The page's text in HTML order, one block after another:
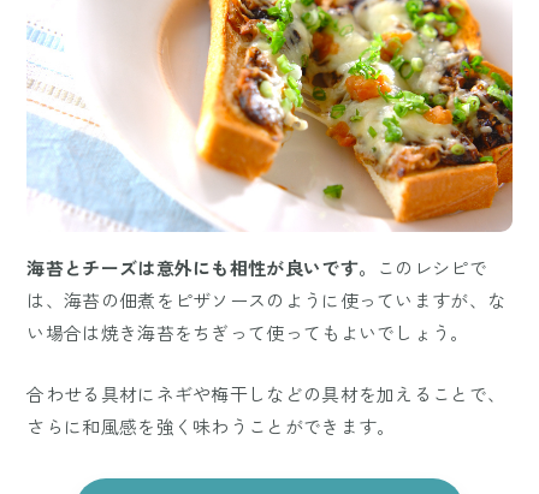
海苔とチーズは意外にも相性が良いです。
このレシピで
は、海苔の佃煮をピザソースのように使っていますが、な
い場合は焼き海苔をちぎって使ってもよいでしょう。
合わせる具材にネギや梅干しなどの具材を加えることで、
さらに和風感を強く味わうことができます。